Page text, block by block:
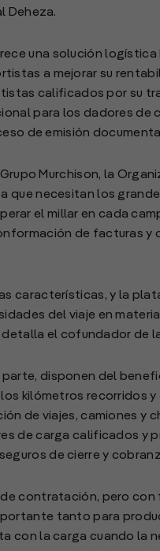
Deheza.
una solución logística
a mejorar su
calificados por su
para los dadores de
de emisión
Murchison, la
que necesitan los
el millar en cada
de facturas y
características, y la
del viaje en
el cofundador de
disponen del
kilómetros recorridos y
de viajes, camiones y
de carga calificados y
de cierre y
contratación, pero con
tanto para
con la carga cuando la